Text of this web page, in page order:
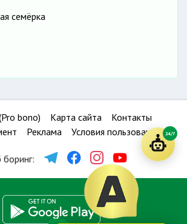
семёрка
bono) Карта сайта
Контакты
Реклама Условия пользования
боринг:
24/7